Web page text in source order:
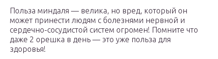
Польза миндаля — велика, но вред, который он
может принести людям с болезнями нервной и
сердечно-сосудистой систем огромен! Помните что
даже 2 орешка в день — это уже польза для
здоровья!